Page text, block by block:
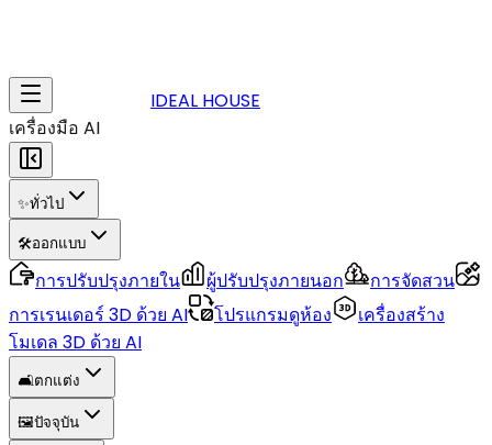
IDEAL HOUSE
เครื่องมือ AI
✨ทั่วไป
🛠️ออกแบบ
การปรับปรุงภายใน ผู้ปรับปรุงภายนอก
การจัดสวน
การเรนเดอร์ 3D ด้วย AI
โปรแกรมดูห้อง
เครื่องสร้าง
โมเดล 3D ด้วย AI
🛋️ตกแต่ง
🖼️ปัจจุบัน